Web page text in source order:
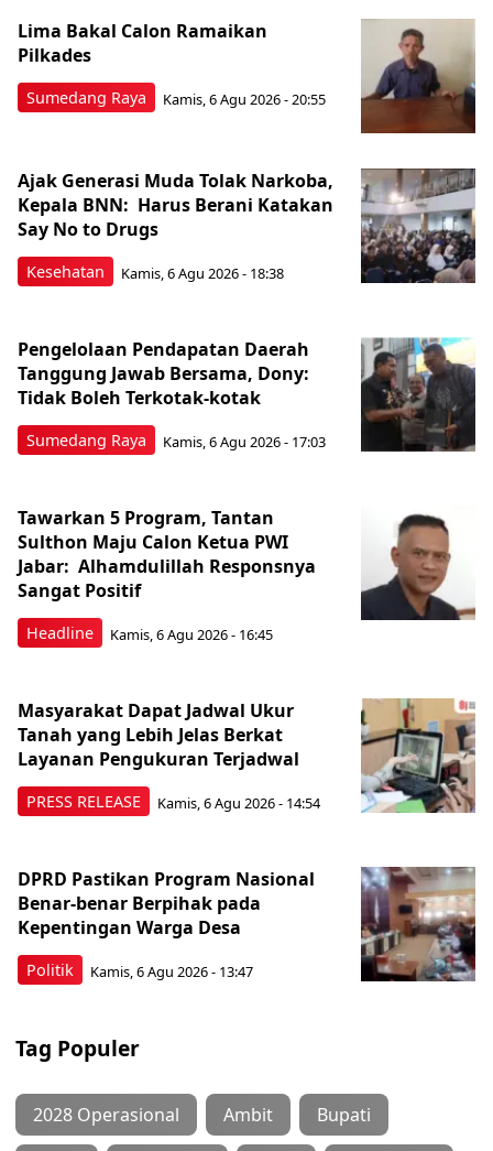
Sumedang Raya
Lima Bakal Calon Ramaikan
Pilkades
Kamis, 6 Agu 2026 - 20:55
Kesehatan
Ajak Generasi Muda Tolak Narkoba,
Kepala BNN: Harus Berani Katakan
Say No to Drugs
Kamis, 6 Agu 2026 - 18:38
Sumedang Raya
Pengelolaan Pendapatan Daerah
Tanggung Jawab Bersama, Dony:
Tidak Boleh Terkotak-kotak
Kamis, 6 Agu 2026 - 17:03
Headline
Tawarkan 5 Program, Tantan
Sulthon Maju Calon Ketua PWI
Jabar: Alhamdulillah Responsnya
Sangat Positif
Kamis, 6 Agu 2026 - 16:45
PRESS RELEASE
Masyarakat Dapat Jadwal Ukur
Tanah yang Lebih Jelas Berkat
Layanan Pengukuran Terjadwal
Kamis, 6 Agu 2026 - 14:54
Politik
DPRD Pastikan Program Nasional
Benar-benar Berpihak pada
Kepentingan Warga Desa
Kamis, 6 Agu 2026 - 13:47
Tag Populer
2028 Operasional Ambit Bupati